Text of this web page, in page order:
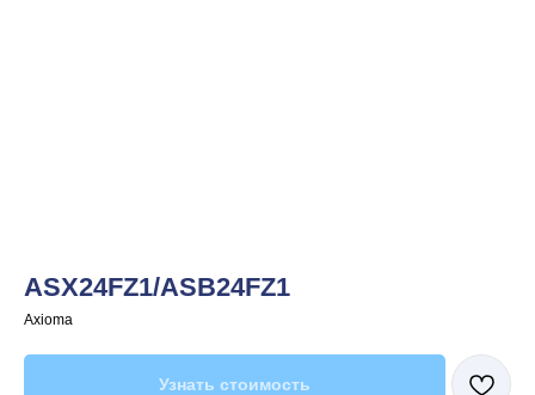
ASX24FZ1/ASB24FZ1
Axioma
Узнать стоимость